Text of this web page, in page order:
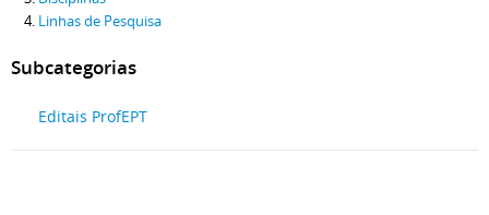
Linhas de Pesquisa
Subcategorias
Editais ProfEPT